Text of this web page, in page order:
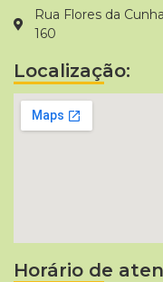
Rua Flores da
160
Localização:
Horário de